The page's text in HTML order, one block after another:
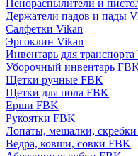
Пенораспылители и
Держатели падов и пады
Салфетки Vikan
Эргоклин Vikan
Инвентарь для транспорта
Уборочный инвентарь
Щетки ручные FBK
Щетки для пола FBK
Ерши FBK
Рукоятки FBK
Лопаты, мешалки,
Ведра, ковши, совки FBK